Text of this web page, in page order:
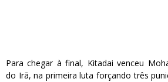
Para chegar à final, Kitadai venceu
do Irã, na primeira luta forçando três